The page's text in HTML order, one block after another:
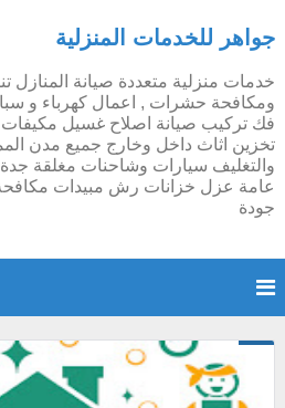
جواهر للخدمات المنزلية
خدمات منزلية متعددة صيانة
ومكافحة حشرات , اعمال كهرباء و
فك تركيب صيانة اصلاح غسيل
تخزين اثاث داخل وخارج جميع مدن
والتغليف سيارات وشاحنات مغلقة
عامة عزل خزانات رش مبيدات
جودة